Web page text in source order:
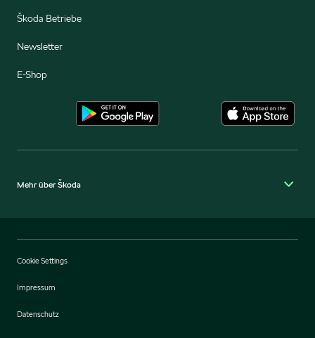
Škoda Betriebe
Newsletter
E-Shop
Mehr über Škoda
Cookie Settings
Impressum
Datenschutz